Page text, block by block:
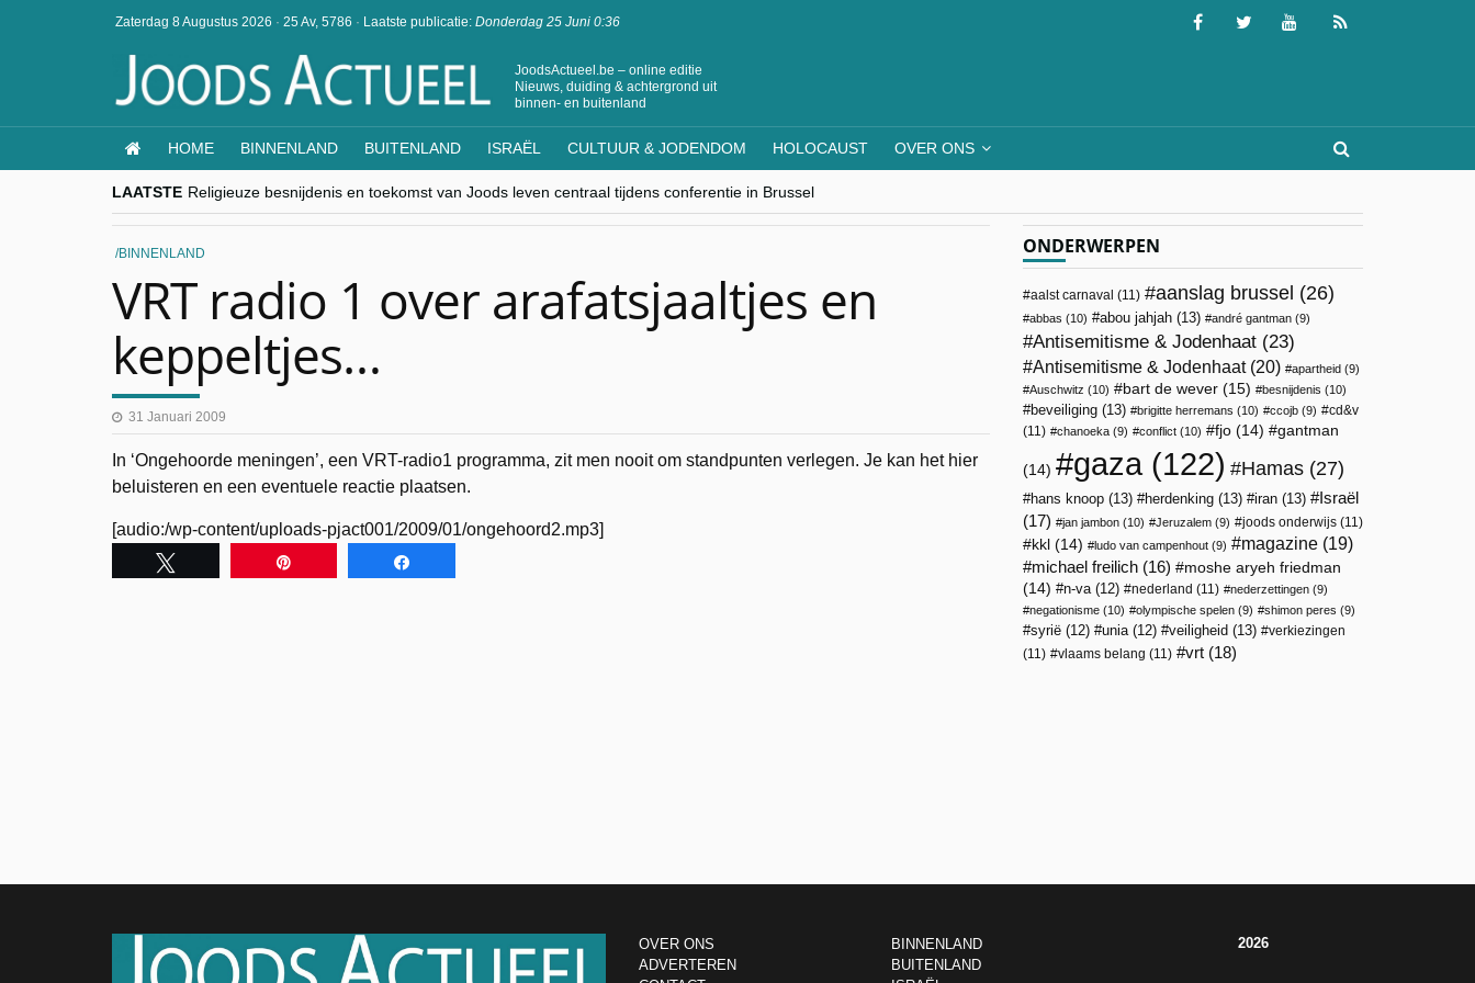
Zaterdag 8 Augustus 2026 · 25 Av, 5786 · Laatste publicatie: Donderdag 25 Juni 0:36
JoodsActueel.be – online editie
Nieuws, duiding & achtergrond uit
binnen- en buitenland
HOME BINNENLAND BUITENLAND ISRAËL CULTUUR & JODENDOM HOLOCAUST OVER ONS
LAATSTE Religieuze besnijdenis en toekomst van Joods leven centraal tijdens conferentie in Brussel
“Besnijdenisdebat toont hoe moeilijk seculiere Westen minderheden begrijpt”, Jinnih Beels (Vooruit)
CITYTRIP | ROEMENIË – Boekarest: de verrassing van Oost-Europa
“Vandaag zit elke Jood in België op de beklaagdenbank”
BINNENLAND
VRT radio 1 over arafatsjaaltjes en
keppeltjes…
31 Januari 2009
In ‘Ongehoorde meningen’, een VRT-radio1 programma, zit men nooit om standpunten verlegen. Je kan het hier
beluisteren en een eventuele reactie plaatsen.
[audio:/wp-content/uploads-pjact001/2009/01/ongehoord2.mp3]
ONDERWERPEN
aalst carnaval (11) aanslag brussel (26)
abbas (10) abou jahjah (13) andré gantman (9)
Antisemitisme & Jodenhaat (23)
Antisemitisme & Jodenhaat(20) apartheid (9)
Auschwitz (10) bart de wever (15) besnijdenis (10)
beveiliging (13) brigitte herremans (10) ccojb (9)
cd&v
(11)
chanoeka (9) conflict (10) fjo (14) gantman
(14) gaza(122) Hamas (27)
hans knoop (13) herdenking (13) iran (13)
Israël
(17)
jan jambon (10) Jeruzalem (9) joods onderwijs (11)
kkl (14) ludo van campenhout (9) magazine (19)
michael freilich (16)
moshe aryeh friedman
(14)
n-va(12) nederland (11) nederzettingen (9)
negationisme (10) olympische spelen (9) shimon peres (9)
syrië (12) unia(12) veiligheid (13)
verkiezingen
(11)
vlaams belang (11) vrt (18)
OVER ONS
ADVERTEREN
BINNENLAND
BUITENLAND
2026